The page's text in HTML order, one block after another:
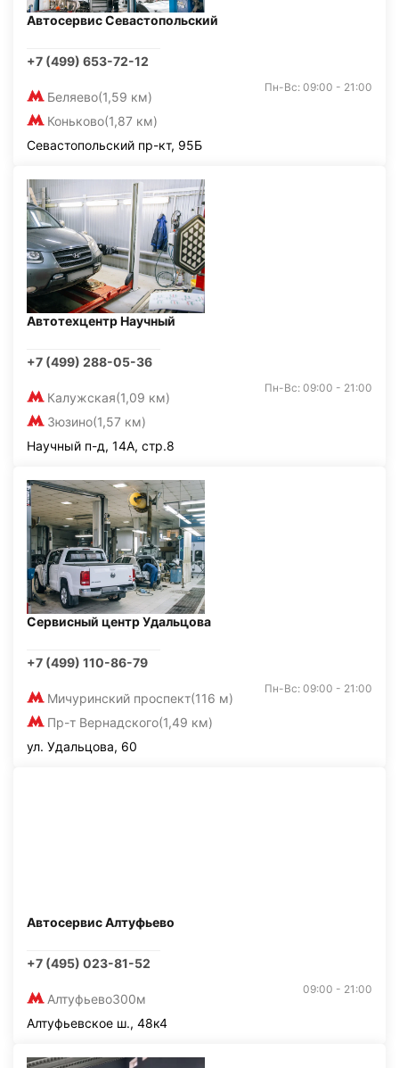
Автосервис Севастопольский
+7 (499) 653-72-12
Беляево(1,59 км)
Коньково(1,87 км)
Пн-Вс: 09:00 - 21:00
Севастопольский пр-кт, 95Б
Автотехцентр Научный
+7 (499) 288-05-36
Калужская(1,09 км)
Зюзино(1,57 км)
Пн-Вс: 09:00 - 21:00
Научный п-д, 14А, стр.8
Сервисный центр Удальцова
+7 (499) 110-86-79
Мичуринский проспект(116 м)
Пр-т Вернадского(1,49 км)
Пн-Вс: 09:00 - 21:00
ул. Удальцова, 60
Автосервис Алтуфьево
+7 (495) 023-81-52
Алтуфьево300м
09:00 - 21:00
Алтуфьевское ш., 48к4